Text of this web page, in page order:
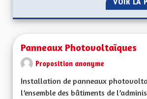
VOIR LA
Panneaux Photovoltaïques
Proposition anonyme
Installation de panneaux
l’ensemble des bâtiments de